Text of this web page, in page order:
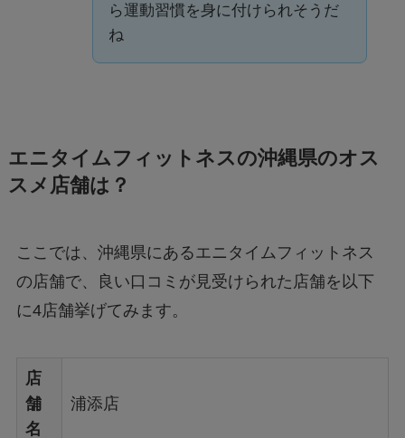
ら運動習慣を身に付けられそうだ
ね
エニタイムフィットネスの沖縄県のオス
スメ店舗は？
ここでは、沖縄県にあるエニタイムフィットネス
の店舗で、良い口コミが見受けられた店舗を以下
に4店舗挙げてみます。
店
舗
名
浦添店